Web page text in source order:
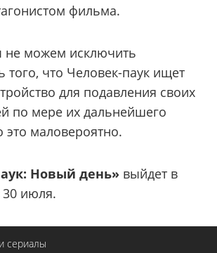
фильма.
не можем исключить
того, что Человек-паук ищет
для подавления своих
по мере их дальнейшего
это маловероятно.
Новый день» выйдет в
30 июля.
сериалы